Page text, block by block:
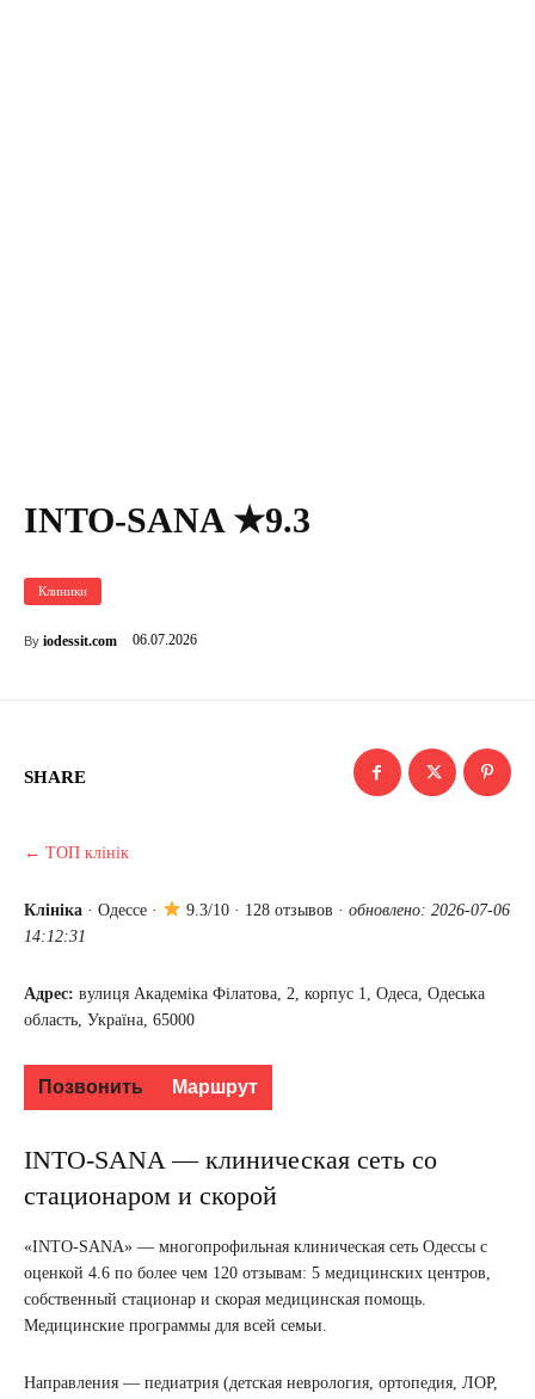
INTO-SANA ★9.3
Клиники
By iodessit.com 06.07.2026
SHARE
← ТОП клінік
Клініка · Одессе · 9.3/10 · 128 отзывов · обновлено: 2026-07-06
14:12:31
Адрес: вулиця Академіка Філатова, 2, корпус 1, Одеса, Одеська
область, Україна, 65000
Позвонить Маршрут
INTO-SANA — клиническая сеть со
стационаром и скорой
«INTO-SANA» — многопрофильная клиническая сеть Одессы с
оценкой 4.6 по более чем 120 отзывам: 5 медицинских центров,
собственный стационар и скорая медицинская помощь.
Медицинские программы для всей семьи.
Направления — педиатрия (детская неврология, ортопедия, ЛОР,